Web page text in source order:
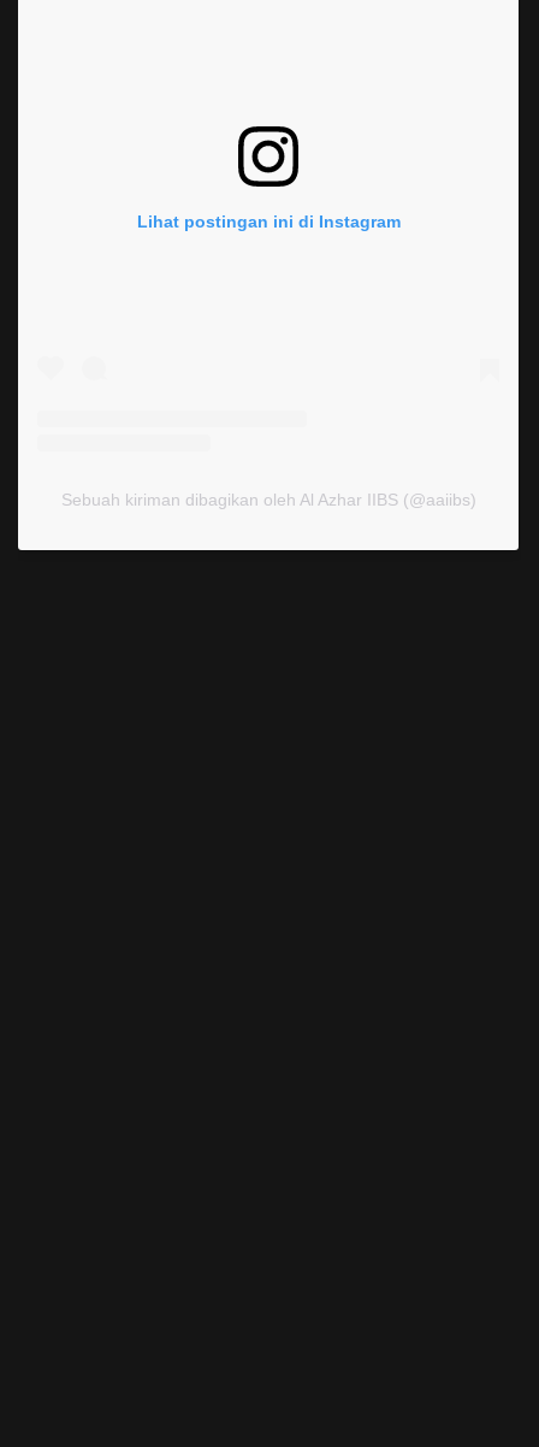
Lihat postingan ini di Instagram
Sebuah kiriman dibagikan oleh Al Azhar IIBS (@aaiibs)